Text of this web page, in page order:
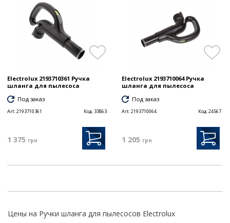
Electrolux 2193710361 Ручка
шланга для пылесоса
Под заказ
Art:2193710361 Код: 33863
1 375 грн
Electrolux 2193710064 Ручка
шланга для пылесоса
Под заказ
Art:2193710064 Код:24567
1 205 грн
Цены на Ручки шланга для пылесосов Electrolux